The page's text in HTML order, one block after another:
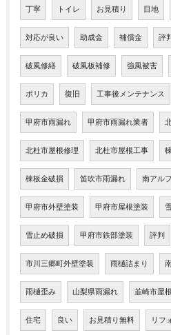
丁寧 トイレ お見積り 目地
対応が良い 助成金 補償金 評
破風修繕 破風板補修 強風被害
ポリカ 復旧 工事後メンテナンス
甲府市雨漏れ 甲府市雨漏れ業者
北杜市屋根修理 北杜市屋根工事
棟板金破損 笛吹市雨漏れ 南アル
甲府市外壁塗装 甲府市屋根塗装
雪止め破損 甲府市鉄部塗装 評判
市川三郷町外壁塗装 雨樋詰まり
雨樋歪み 山梨県雨漏れ 韮崎市屋
住宅 良い お見積り無料 リフ